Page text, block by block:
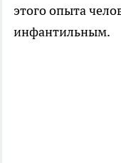
этого опыта
инфантильным.